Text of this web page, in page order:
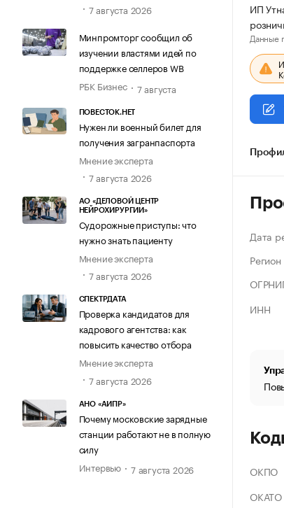
7 августа 2026
Минпромторг сообщил об
изучении властями идей по
поддержке селлеров WB
РБК Бизнес
7 августа
ПОВЕСТОК.НЕТ
Нужен ли военный билет для
получения загранпаспорта
Мнение эксперта
7 августа 2026
АО «ДЕЛОВОЙ ЦЕНТР
НЕЙРОХИРУРГИИ»
Судорожные приступы: что
нужно знать пациенту
Мнение эксперта
7 августа 2026
СПЕКТРДАТА
Проверка кандидатов для
кадрового агентства: как
повысить качество отбора
Мнение эксперта
7 августа 2026
АНО «АИПР»
Почему московские зарядные
станции работают не в полную
силу
Интервью
7 августа 2026
ИП
Данные
Дата
Регион
ИНН
ОКПО
ОКАТО